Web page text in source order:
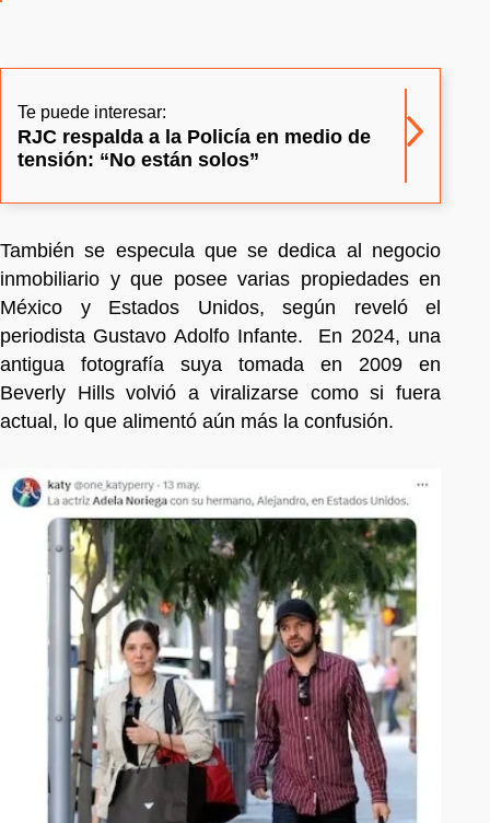
Te puede interesar:
RJC respalda a la Policía en medio de
tensión: “No están solos”
También se especula que se dedica al negocio
inmobiliario y que posee varias propiedades en
México y Estados Unidos, según reveló el
periodista Gustavo Adolfo Infante. En 2024, una
antigua fotografía suya tomada en 2009 en
Beverly Hills volvió a viralizarse como si fuera
actual, lo que alimentó aún más la confusión.